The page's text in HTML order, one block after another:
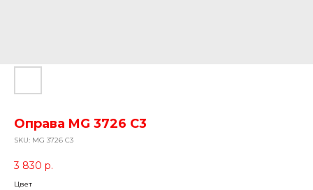
Оправа MG 3726 C3
SKU: MG 3726 C3
3 830 р.
Цвет